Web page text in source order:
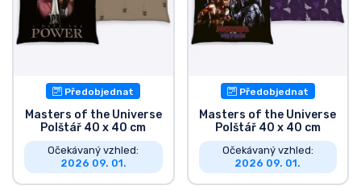
Předobjednat
Masters of the Universe
Polštář 40 x 40 cm
Očekávaný vzhled:
2026 09. 01.
Předobjednat
Masters of the Universe
Polštář 40 x 40 cm
Očekávaný vzhled:
2026 09. 01.
Filmové věci
Anime věci
Hráčské věci